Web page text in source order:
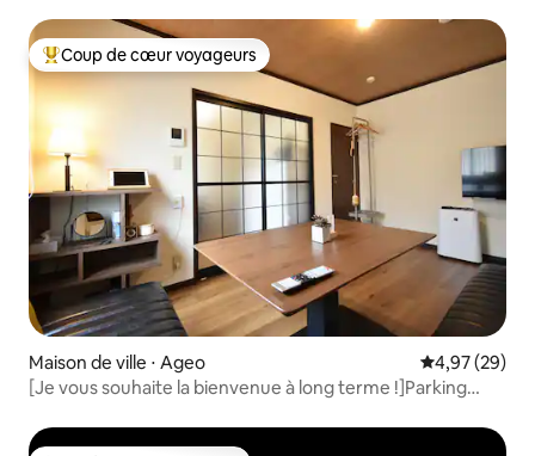
問者様について】 短時間であっても、ご
予約人数に含まれていない訪問者のご入
室は固くお断りしております。ご訪問さ
れる方がいらっしゃる場合は、事前に必
ずご予約人数の変更を行ってください。
【お掃除について】 お部屋はご到着前に
専門スタッフが徹底して清掃・消毒を行
っております。 滞在中の追加清掃をご希
望の場合は、別途料金にて承りますので
お気軽にご相談ください。
Coups de cœur voyageurs les plus appréciés
Coup de cœur voyageurs
Maison de ville ⋅ Ageo Évaluation
4,97 (29)
[Je vous souhaite la bienvenue à long terme !]Parking
maison de ville entière pour 5 personnes maximum, à